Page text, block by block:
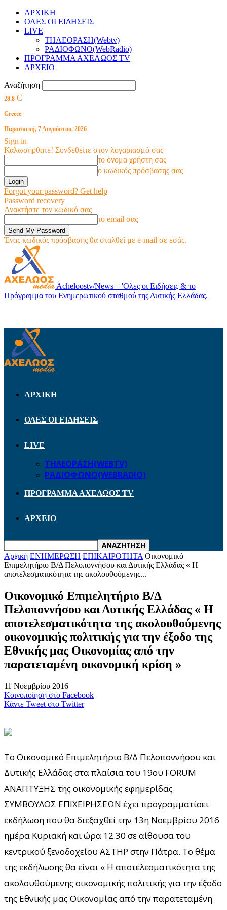
ΑΡΧΙΚΗ
ΟΛΕΣ ΟΙ ΕΙΔΗΣΕΙΣ
LIVE
ΤΗΛΕΟΡΑΣΗ(Webtv)
ΡΑΔΙΟΦΩΝΟ(WebRadio)
ΠΡΟΓΡΑΜΜΑ ΑΧΕΛΩΟΣ TV
ΑΡΧΕΙΟ
Αναζήτηση
28.8 C
Greece
Παρασκευή, 7 Αυγούστου, 2026
Sign in
Καλωσήρθατε! Συνδεθείτε στον λογαριασμό σας
το όνομα χρήστη σας
ο κωδικός πρόσβασης σας
Forgot your password? Get help
Password recovery
Ανακτήστε τον κωδικό σας
το email σας
Ένας κωδικός πρόσβασης θα σταλθεί με e-mail σε εσάς.
Acheloostv/News – 'Ολες οι Ειδήσεις & το
Πρόγραμμα του Ενημερωτικού σταθμού της Δυτικής Ελλάδας.
ΑΡΧΙΚΗ
ΟΛΕΣ ΟΙ ΕΙΔΗΣΕΙΣ
LIVE
ΤΗΛΕΟΡΑΣΗ(WEBTV)
ΡΑΔΙΟΦΩΝΟ(WEBRADIO)
ΠΡΟΓΡΑΜΜΑ ΑΧΕΛΩΟΣ TV
ΑΡΧΕΙΟ
Αρχική ΕΝΗΜΕΡΩΣΗ ΕΠΙΚΑΙΡΟΤΗΤΑ Οικονομικό
Επιμελητήριο Β/Δ Πελοποννήσου και Δυτικής Ελλάδας « Η
αποτελεσματικότητα της ακολουθούμενης...
Οικονομικό Επιμελητήριο Β/Δ
Πελοποννήσου και Δυτικής Ελλάδας « Η
αποτελεσματικότητα της ακολουθούμενης
οικονομικής πολιτικής για την έξοδο της
Εθνικής μας Οικονομίας από την
παρατεταμένη οικονομική κρίση »
11 Νοεμβρίου 2016
Κοινοποίηση στο Facebook
Κάντε Tweet στο Twitter
Το Οικονομικό Επιμελητήριο Β/Δ Πελοποννήσου και
Δυτικής Ελλάδας στα πλαίσια του 19ου FORUM
ΑΝΑΠΤΥΞΗΣ της οικονομικής εφημερίδας
ΣΥΜΒΟΥΛΟΣ ΕΠΙΧΕΙΡΗΣΕΩΝ έχει προγραμματίσει
εκδήλωση που θα διεξαχθεί την 13η Νοεμβρίου 2016
ημέρα Κυριακή και ώρα 12.30 σε αίθουσα του
κεντρικού ξενοδοχείου ΑΣΤΗΡ στην Πάτρα. Το θέμα
της εκδήλωσης θα είναι « Η αποτελεσματικότητα της
ακολουθούμενης οικονομικής πολιτικής για την έξοδο
της Εθνικής μας Οικονομίας από την παρατεταμένη